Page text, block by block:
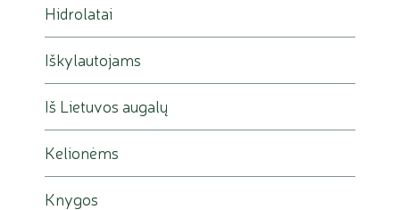
Hidrolatai
Iškylautojams
Iš Lietuvos augalų
Kelionėms
Knygos